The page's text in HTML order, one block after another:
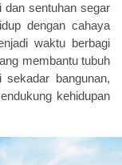
dan sentuhan segar
dengan cahaya
waktu berbagi
membantu tubuh
bangunan,
kehidupan